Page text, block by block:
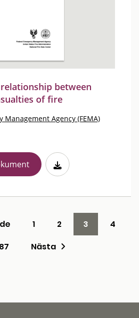
between
of fire
Management Agency (FEMA)
1 2 3
4
87
Nästa